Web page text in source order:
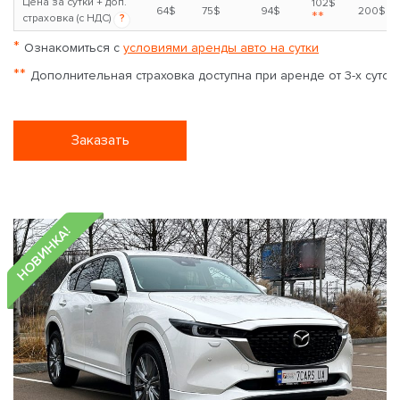
страховка (с НДС)
?
64$ 75$ 94$
102$
** 200$
* Ознакомиться с условиями аренды авто на сутки
** Дополнительная страховка доступна при аренде от 3-х суток
Заказать
НОВИНКА!